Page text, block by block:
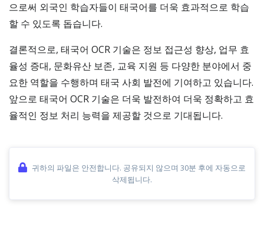
으로써 외국인 학습자들이 태국어를 더욱 효과적으로 학습
할 수 있도록 돕습니다.
결론적으로, 태국어 OCR 기술은 정보 접근성 향상, 업무 효
율성 증대, 문화유산 보존, 교육 지원 등 다양한 분야에서 중
요한 역할을 수행하며 태국 사회 발전에 기여하고 있습니다.
앞으로 태국어 OCR 기술은 더욱 발전하여 더욱 정확하고 효
율적인 정보 처리 능력을 제공할 것으로 기대됩니다.
귀하의 파일은 안전합니다. 공유되지 않으며 30분 후에 자동으로
삭제됩니다.